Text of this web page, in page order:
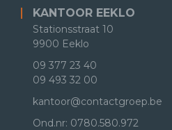
KANTOOR EEKLO
Stationsstraat 10
9900 Eeklo
09 377 23 40
09 493 32 00
kantoor@contactgroep.be
Ond.nr: 0780.580.972